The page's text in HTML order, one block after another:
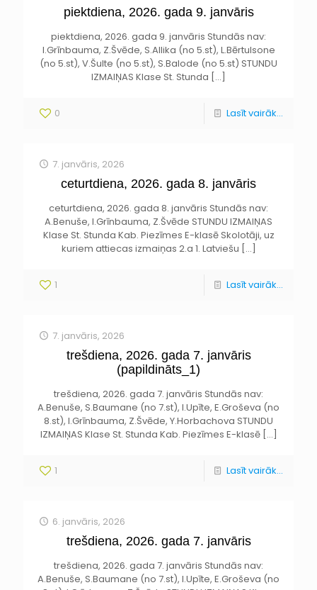
piektdiena, 2026. gada 9. janvāris
piektdiena, 2026. gada 9. janvāris Stundās nav:
I.Grīnbauma, Z.Švēde, S.Allika (no 5.st), L.Bērtulsone
(no 5.st), V.Šulte (no 5.st), S.Balode (no 5.st) STUNDU
IZMAIŅAS Klase St. Stunda […]
0 Lasīt vairāk...
7. janvāris, 2026
ceturtdiena, 2026. gada 8. janvāris
ceturtdiena, 2026. gada 8. janvāris Stundās nav:
A.Benuše, I.Grīnbauma, Z.Švēde STUNDU IZMAIŅAS
Klase St. Stunda Kab. Piezīmes E-klasē Skolotāji, uz
kuriem attiecas izmaiņas 2.a 1. Latviešu […]
1 Lasīt vairāk...
7. janvāris, 2026
trešdiena, 2026. gada 7. janvāris
(papildināts_1)
trešdiena, 2026. gada 7. janvāris Stundās nav:
A.Benuše, S.Baumane (no 7.st), I.Upīte, E.Groševa (no
8.st), I.Grīnbauma, Z.Švēde, Y.Horbachova STUNDU
IZMAIŅAS Klase St. Stunda Kab. Piezīmes E-klasē[…]
1 Lasīt vairāk...
6. janvāris, 2026
trešdiena, 2026. gada 7. janvāris
trešdiena, 2026. gada 7. janvāris Stundās nav:
A.Benuše, S.Baumane (no 7.st), I.Upīte, E.Groševa (no